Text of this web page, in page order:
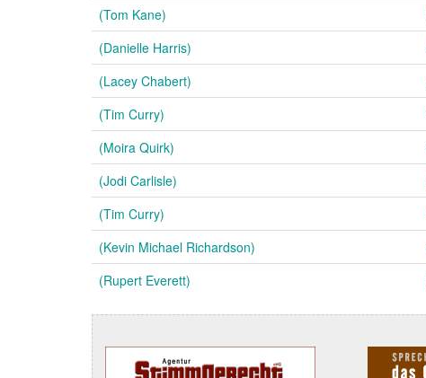
(Tom Kane)
(Danielle Harris)
(Lacey Chabert)
(Tim Curry)
(Moira Quirk)
(Jodi Carlisle)
(Tim Curry)
(Kevin Michael Richardson)
(Rupert Everett)